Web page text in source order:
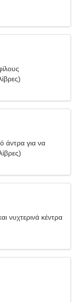
άντρα για να
νυχτερινά κέντρα